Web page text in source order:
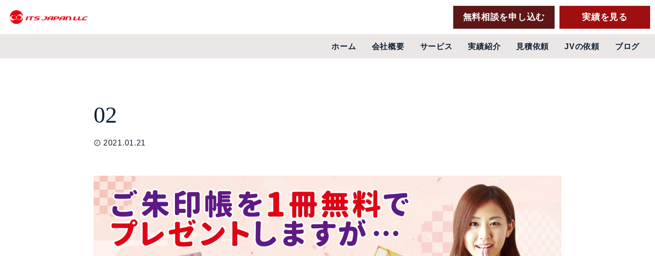
無料相談を申し込む 実績を見る
ホーム 会社概要 サービス 実績紹介 見積依頼 JVの依頼 ブログ
02
2021.01.21